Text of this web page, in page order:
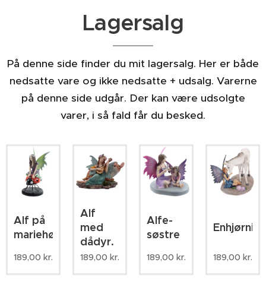
Lagersalg
På denne side finder du mit lagersalg. Her er både
nedsatte vare og ikke nedsatte + udsalg. Varerne
på denne side udgår. Der kan være udsolgte
varer, i så fald får du besked.
Alf på
mariehøne
189,00 kr.
Alf
med
dådyr.
189,00 kr.
Alfe-
søstre
189,00 kr. 189,00 kr.